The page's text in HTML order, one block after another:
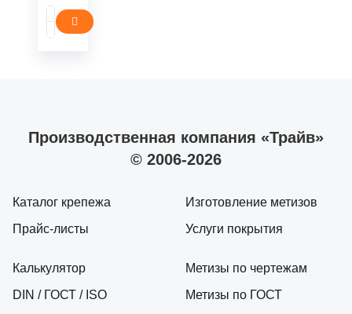
Производственная компания «Трайв»
© 2006-2026
Каталог крепежа
Прайс-листы
Калькулятор
DIN / ГОСТ / ISO
Изготовление метизов
Услуги покрытия
Метизы по чертежам
Метизы по ГОСТ